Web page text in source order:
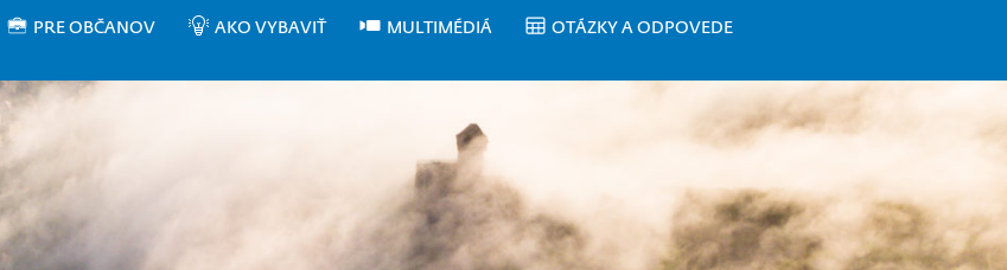
PRE OBČANOV AKO VYBAVIŤ MULTIMÉDIÁ
OTÁZKY A ODPOVEDE